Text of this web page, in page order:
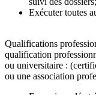
Exécuter toutes
Qualifications
qualification
ou universitaire :
ou une association